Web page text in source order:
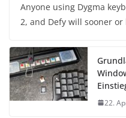
Anyone using Dygma
2, and Defy will sooner
22.